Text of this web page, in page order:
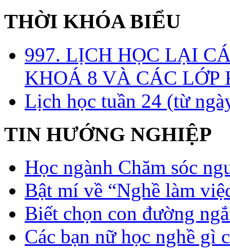
THỜI KHÓA BIỂU
997. LỊCH HỌC LẠI
KHOÁ 8 VÀ CÁC LỚP
Lịch học tuần 24 (từ
TIN HƯỚNG NGHIỆP
Học ngành Chăm sóc
Bật mí về “Nghề làm
Biết chọn con đường
Các bạn nữ học nghề gì